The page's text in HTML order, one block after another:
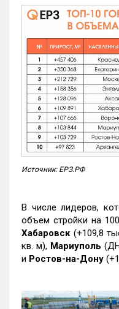
Источник: ЕРЗ.РФ
В числе лидеров,
объем стройки на
Хабаровск (+109,8
кв. м), Мариуполь
и Ростов-на-Дону